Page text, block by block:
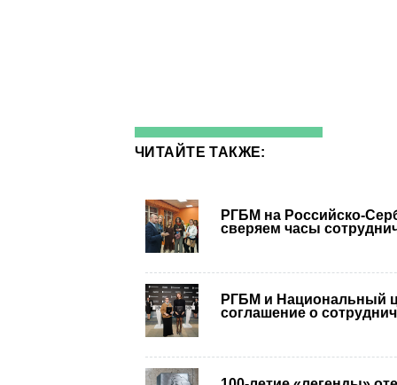
ЧИТАЙТЕ ТАКЖЕ:
РГБМ на Российско-
сверяем часы
РГБМ и Национальный
соглашение о